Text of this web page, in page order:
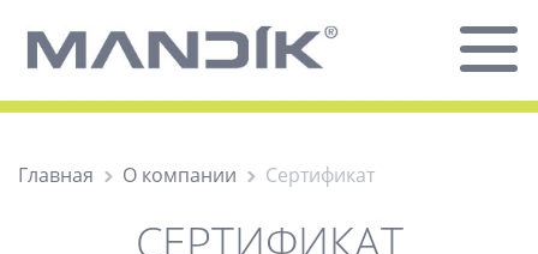
Главная О компании Сертификат